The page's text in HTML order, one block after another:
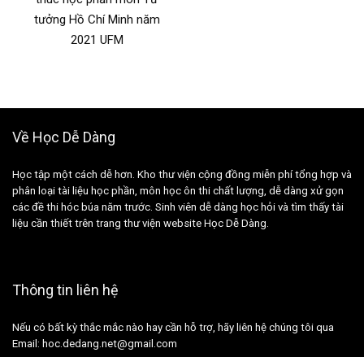
tưởng Hồ Chí Minh năm
2021 UFM
Về Học Dễ Dàng
Học tập một cách dễ hơn. Kho thư viện cộng đồng miễn phí tổng hợp và
phân loại tài liệu học phần, môn học ôn thi chất lượng, dễ dàng xử gọn
các đề thi hóc búa năm trước. Sinh viên dễ dàng học hỏi và tìm thấy tài
liệu cần thiết trên trang thư viện website Học Dễ Dàng.
Thông tin liên hệ
Nếu có bất kỳ thắc mắc nào hay cần hỗ trợ, hãy liên hệ chúng tôi qua
Email: hoc.dedang.net@gmail.com